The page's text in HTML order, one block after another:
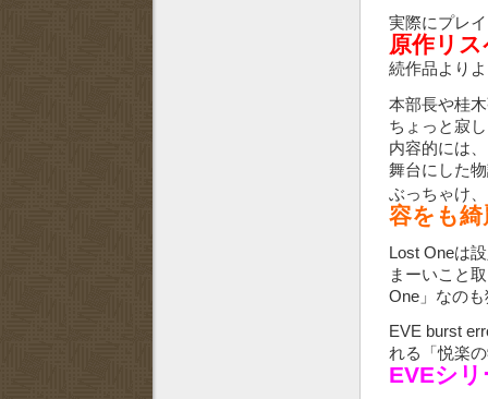
実際にプレ
原作リ
続作品より
本部長や桂
ちょっと寂
内容的には
舞台にした
ぶっちゃけ、
容をも
Lost Oneは
まーいこと
One」なの
EVE burst
れる「悦楽
EVEシ